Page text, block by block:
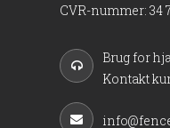
CVR-nummer: 34
Brug for
Kontakt